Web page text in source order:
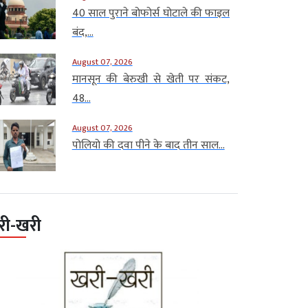
40 साल पुराने बोफोर्स घोटाले की फाइल
बंद,...
August 07, 2026
मानसून की बेरुखी से खेती पर संकट,
48...
August 07, 2026
पोलियो की दवा पीने के बाद तीन साल...
खरी